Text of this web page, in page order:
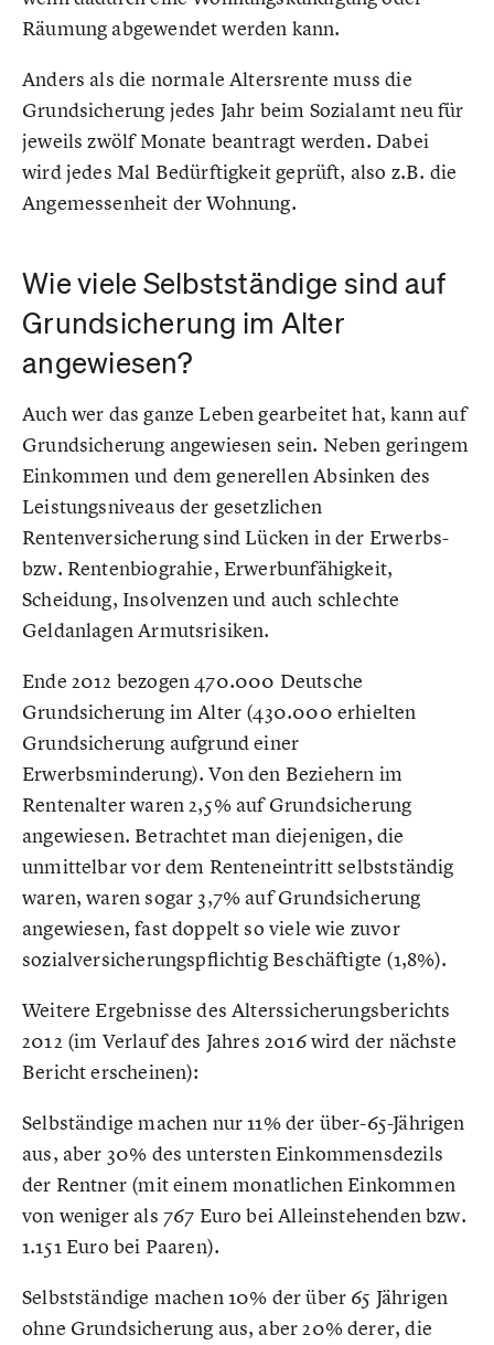
Räumung abgewendet werden kann.
Anders als die normale Altersrente muss die
Grundsicherung jedes Jahr beim Sozialamt neu für
jeweils zwölf Monate beantragt werden. Dabei
wird jedes Mal Bedürftigkeit geprüft, also z.B. die
Angemessenheit der Wohnung.
Wie viele Selbstständige sind auf
Grundsicherung im Alter
angewiesen?
Auch wer das ganze Leben gearbeitet hat, kann auf
Grundsicherung angewiesen sein. Neben geringem
Einkommen und dem generellen Absinken des
Leistungsniveaus der gesetzlichen
Rentenversicherung sind Lücken in der Erwerbs-
bzw. Rentenbiograhie, Erwerbunfähigkeit,
Scheidung, Insolvenzen und auch schlechte
Geldanlagen Armutsrisiken.
Ende 2012 bezogen 470.000 Deutsche
Grundsicherung im Alter (430.000 erhielten
Grundsicherung aufgrund einer
Erwerbsminderung). Von den Beziehern im
Rentenalter waren 2,5% auf Grundsicherung
angewiesen. Betrachtet man diejenigen, die
unmittelbar vor dem Renteneintritt selbstständig
waren, waren sogar 3,7% auf Grundsicherung
angewiesen, fast doppelt so viele wie zuvor
sozialversicherungspflichtig Beschäftigte (1,8%).
Weitere Ergebnisse des Alterssicherungsberichts
2012 (im Verlauf des Jahres 2016 wird der nächste
Bericht erscheinen):
Selbständige machen nur 11% der über-65-Jährigen
aus, aber 30% des untersten Einkommensdezils
der Rentner (mit einem monatlichen Einkommen
von weniger als 767 Euro bei Alleinstehenden bzw.
1.151 Euro bei Paaren).
Selbstständige machen 10% der über 65 Jährigen
ohne Grundsicherung aus, aber 20% derer, die